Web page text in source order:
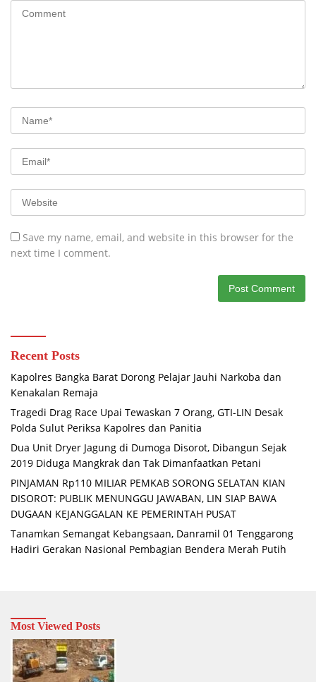
Save my name, email, and website in this browser for the
next time I comment.
Recent Posts
Kapolres Bangka Barat Dorong Pelajar Jauhi Narkoba dan
Kenakalan Remaja
Tragedi Drag Race Upai Tewaskan 7 Orang, GTI-LIN Desak
Polda Sulut Periksa Kapolres dan Panitia
Dua Unit Dryer Jagung di Dumoga Disorot, Dibangun Sejak
2019 Diduga Mangkrak dan Tak Dimanfaatkan Petani
PINJAMAN Rp110 MILIAR PEMKAB SORONG SELATAN KIAN
DISOROT: PUBLIK MENUNGGU JAWABAN, LIN SIAP BAWA
DUGAAN KEJANGGALAN KE PEMERINTAH PUSAT
Tanamkan Semangat Kebangsaan, Danramil 01 Tenggarong
Hadiri Gerakan Nasional Pembagian Bendera Merah Putih
Most Viewed Posts